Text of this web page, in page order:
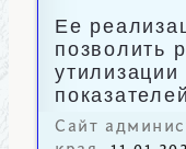
Ее
позволить
Сайт